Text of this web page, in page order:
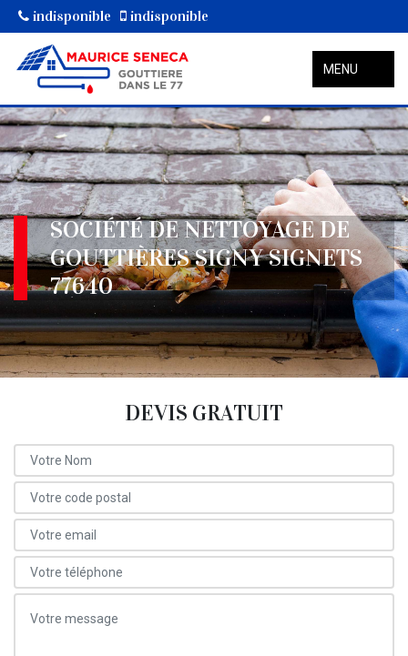
indisponible indisponible
MENU
SOCIÉTÉ DE NETTOYAGE DE
GOUTTIÈRES SIGNY SIGNETS
77640
DEVIS GRATUIT